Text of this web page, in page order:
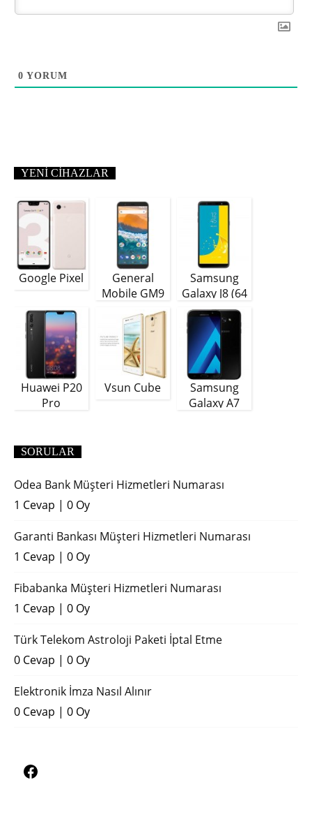
0 YORUM
YENI CIHAZLAR
Google Pixel
General
Mobile GM9
Samsung
Galaxy J8 (64
GB)
Huawei P20
Pro
Vsun Cube
Samsung
Galaxy A7
SORULAR
Odea Bank Müşteri Hizmetleri Numarası
1 Cevap | 0 Oy
Garanti Bankası Müşteri Hizmetleri Numarası
1 Cevap | 0 Oy
Fibabanka Müşteri Hizmetleri Numarası
1 Cevap | 0 Oy
Türk Telekom Astroloji Paketi İptal Etme
0 Cevap | 0 Oy
Elektronik İmza Nasıl Alınır
0 Cevap | 0 Oy